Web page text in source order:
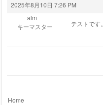
2025年8月10日 7:26 PM
alm
キーマスター
テストです。
Home